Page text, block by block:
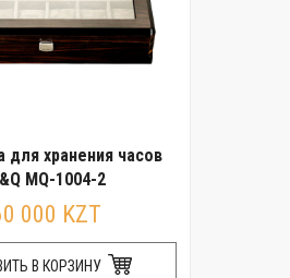
для хранения часов
MQ-1004-2
000 KZT
В КОРЗИНУ